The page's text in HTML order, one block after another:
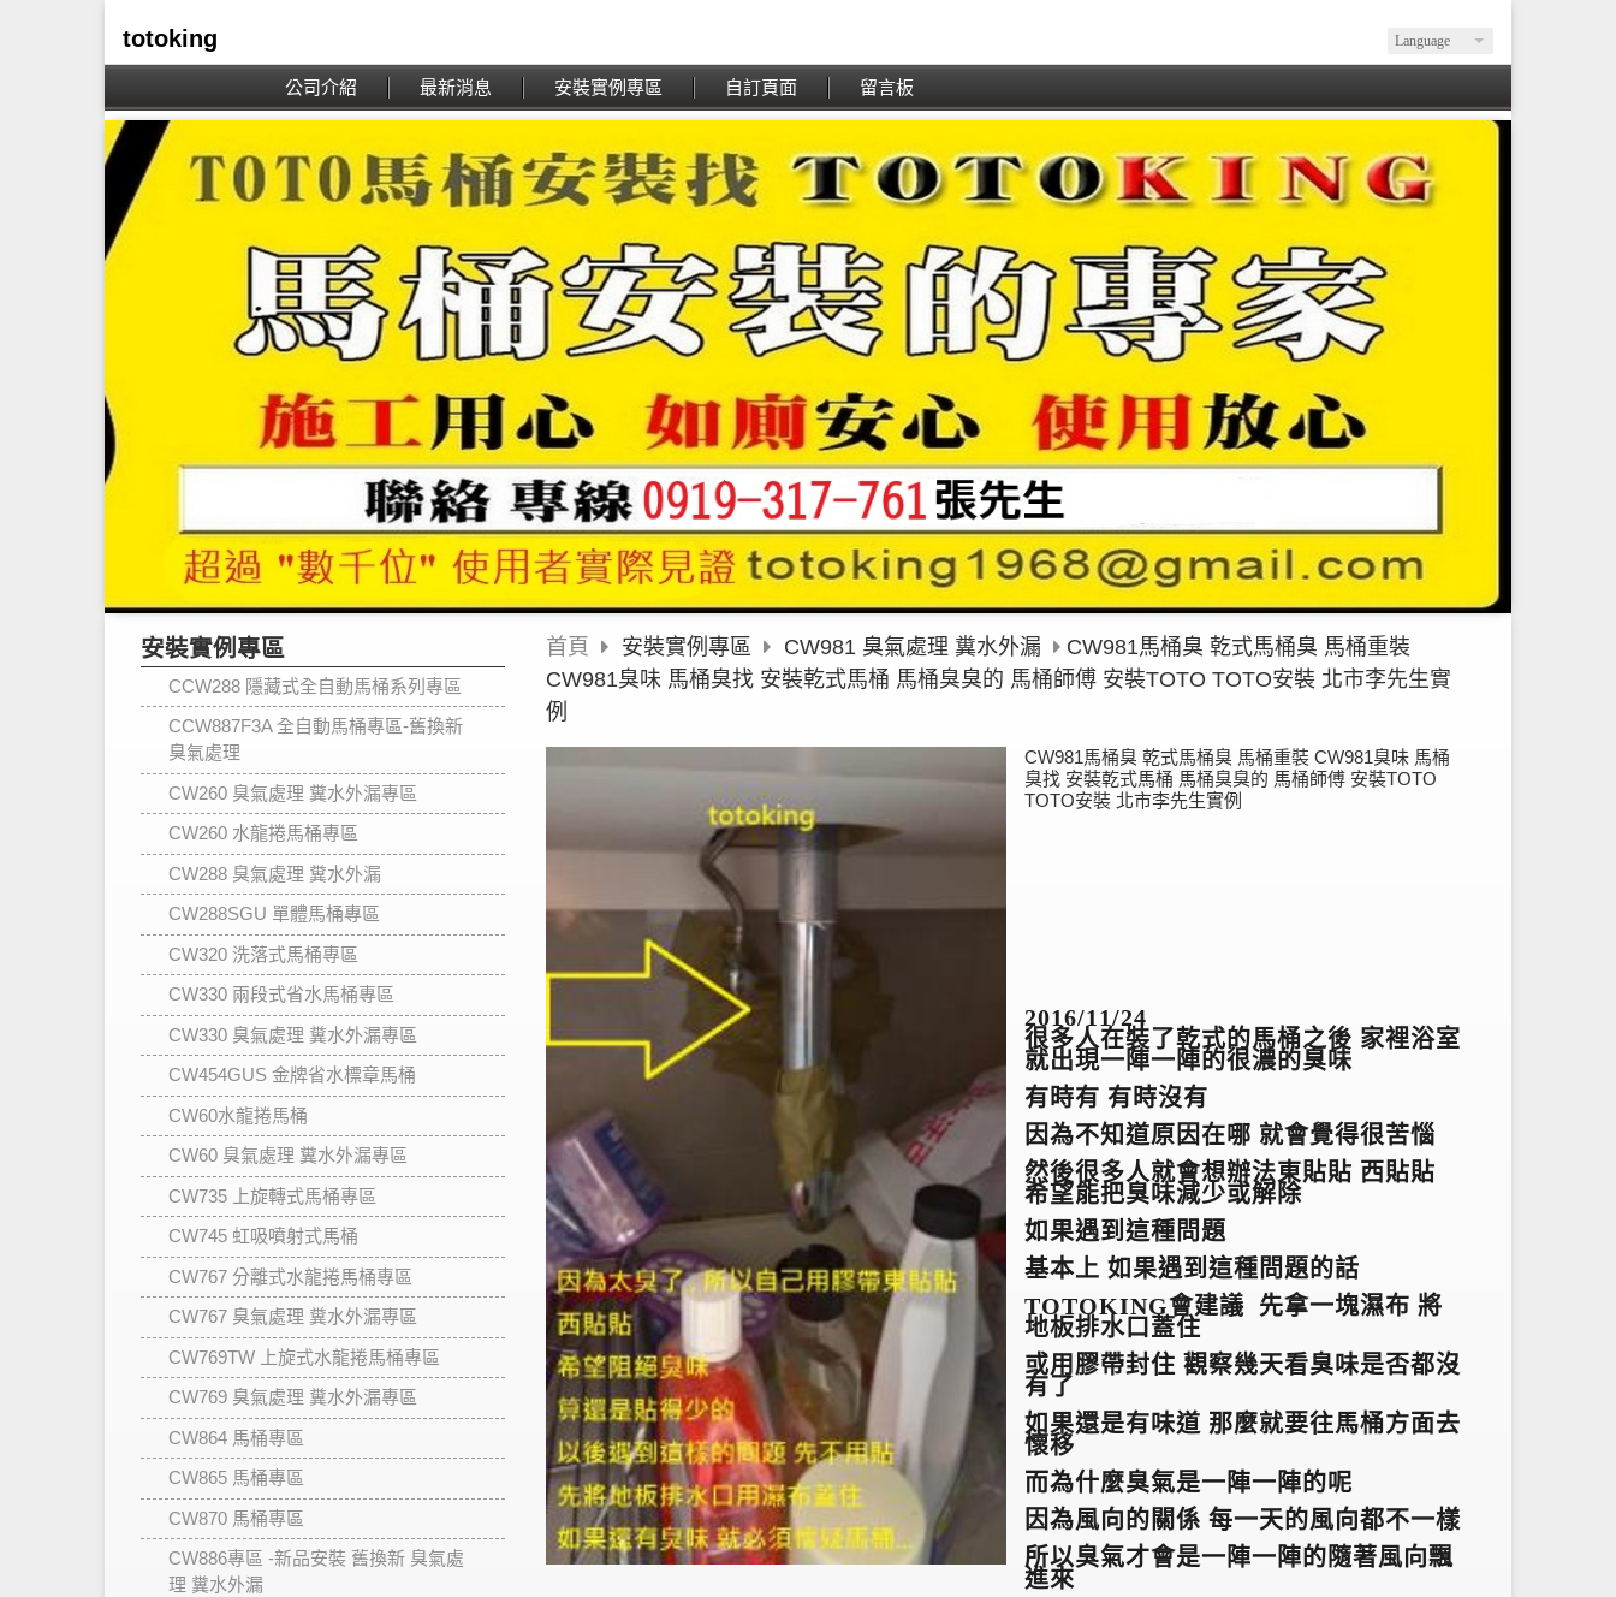
Language
totoking
公司介紹 最新消息 安裝實例專區 自訂頁面 留言板
安裝實例專區
CCW288 隱藏式全自動馬桶系列專區
CCW887F3A 全自動馬桶專區-舊換新
臭氣處理
CW260 臭氣處理 糞水外漏專區
CW260 水龍捲馬桶專區
CW288 臭氣處理 糞水外漏
CW288SGU 單體馬桶專區
CW320 洗落式馬桶專區
CW330 兩段式省水馬桶專區
CW330 臭氣處理 糞水外漏專區
CW454GUS 金牌省水標章馬桶
CW60水龍捲馬桶
CW60 臭氣處理 糞水外漏專區
CW735 上旋轉式馬桶專區
CW745 虹吸噴射式馬桶
CW767 分離式水龍捲馬桶專區
CW767 臭氣處理 糞水外漏專區
CW769TW 上旋式水龍捲馬桶專區
CW769 臭氣處理 糞水外漏專區
CW864 馬桶專區
CW865 馬桶專區
CW870 馬桶專區
CW886專區 -新品安裝 舊換新 臭氣處
理 糞水外漏
首頁 安裝實例專區 CW981 臭氣處理 糞水外漏
CW981馬桶臭 乾式馬桶臭 馬桶重裝
CW981臭味 馬桶臭找 安裝乾式馬桶 馬桶臭臭的 馬桶師傅 安裝TOTO TOTO安裝 北市李先生實
例
CW981馬桶臭 乾式馬桶臭 馬桶重裝 CW981臭味 馬桶
臭找 安裝乾式馬桶 馬桶臭臭的 馬桶師傅 安裝TOTO
TOTO安裝 北市李先生實例
2016/11/24
很多人在裝了乾式的馬桶之後 家裡浴室
就出現一陣一陣的很濃的臭味
有時有 有時沒有
因為不知道原因在哪 就會覺得很苦惱
然後很多人就會想辦法東貼貼 西貼貼
希望能把臭味減少或解除
如果遇到這種問題
基本上 如果遇到這種問題的話
TOTOKING會建議 先拿一塊濕布 將
地板排水口蓋住
或用膠帶封住 觀察幾天看臭味是否都沒
有了
如果還是有味道 那麼就要往馬桶方面去
懷移
而為什麼臭氣是一陣一陣的呢
因為風向的關係 每一天的風向都不一樣
所以臭氣才會是一陣一陣的隨著風向飄
進來